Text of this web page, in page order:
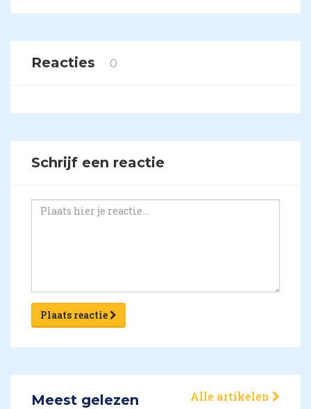
Reacties 0
Schrijf een reactie
Plaats reactie
Meest gelezen Alle artikelen